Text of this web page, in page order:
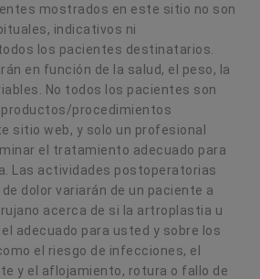
mostrados en este sitio no son
indicativos ni
los pacientes destinatarios.
en función de la salud, el peso, la
No todos los pacientes son
procedimientos
sitio web, y solo un profesional
el tratamiento adecuado para
Las actividades postoperatorias
dolor variarán de un paciente a
acerca de si la artroplastia u
adecuado para usted y sobre los
el riesgo de infecciones, el
y el aflojamiento, rotura o fallo de